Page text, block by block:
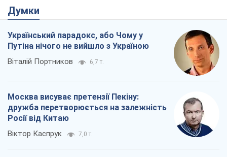
Думки
Український парадокс, або Чому у
Путіна нічого не вийшло з Україною
Віталій Портников 6,7 т.
Москва висуває претензії Пекіну:
дружба перетворюється на залежність
Росії від Китаю
Віктор Каспрук 7,0 т.